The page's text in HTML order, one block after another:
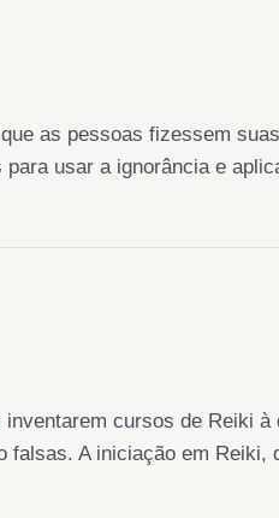
as pessoas fizessem
usar a ignorância e
cursos de Reiki à
falsas. A iniciação em Reiki,